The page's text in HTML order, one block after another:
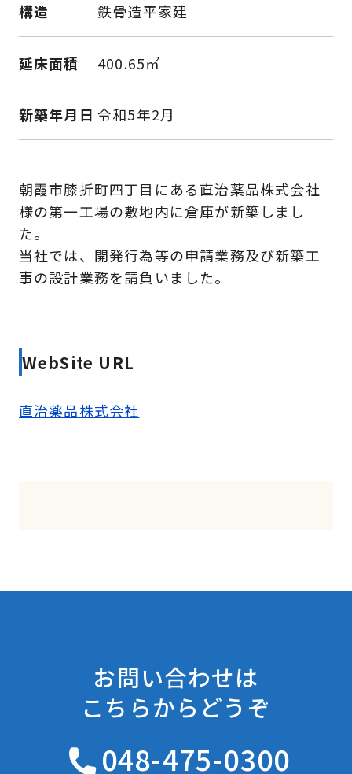
構造 鉄骨造平家建
延床面積 400.65㎡
新築年月日 令和5年2月
朝霞市膝折町四丁目にある直治薬品株式会社
様の第一工場の敷地内に倉庫が新築しまし
た。
当社では、開発行為等の申請業務及び新築工
事の設計業務を請負いました。
WebSite URL
直治薬品株式会社
お問い合わせは
こちらからどうぞ
048-475-0300